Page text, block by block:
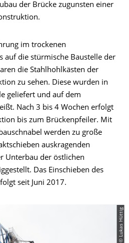
der Brücke zugunsten einer
im trockenen
auf die stürmische Baustelle der
die Stahlhohlkästen der
zu sehen. Diese wurden in
geliefert und auf dem
Nach 3 bis 4 Wochen erfolgt
bis zum Brückenpfeiler. Mit
werden zu große
auskragenden
Unterbau der östlichen
Das Einschieben des
seit Juni 2017.
© Lukas Hüttig